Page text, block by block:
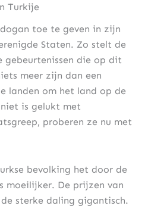
Turkije
toe te geven in zijn
Staten. Zo stelt de
gebeurtenissen die op dit
meer zijn dan een
landen om het land op de
is gelukt met
proberen ze nu met
bevolking het door de
moeilijker. De prijzen van
sterke daling gigantisch.